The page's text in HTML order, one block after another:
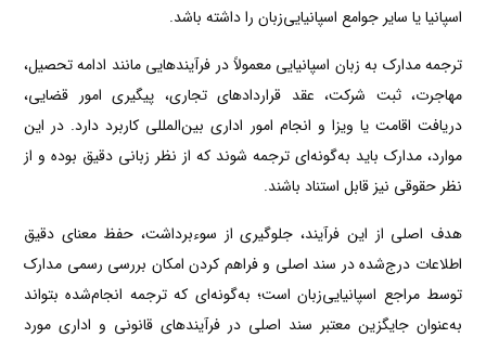
اسپانیا یا سایر جوامع اسپانیایی‌زبان را داشته باشد.
ترجمه مدارک به زبان اسپانیایی معمولاً در فرآیندهایی مانند ادامه تحصیل،
مهاجرت، ثبت شرکت، عقد قراردادهای تجاری، پیگیری امور قضایی،
دریافت اقامت یا ویزا و انجام امور اداری بین‌المللی کاربرد دارد. در این
موارد، مدارک باید به‌گونه‌ای ترجمه شوند که از نظر زبانی دقیق بوده و از
نظر حقوقی نیز قابل استناد باشند.
هدف اصلی از این فرآیند، جلوگیری از سوءبرداشت، حفظ معنای دقیق
اطلاعات درج‌شده در سند اصلی و فراهم کردن امکان بررسی رسمی مدارک
توسط مراجع اسپانیایی‌زبان است؛ به‌گونه‌ای که ترجمه انجام‌شده بتواند
به‌عنوان جایگزین معتبر سند اصلی در فرآیندهای قانونی و اداری مورد